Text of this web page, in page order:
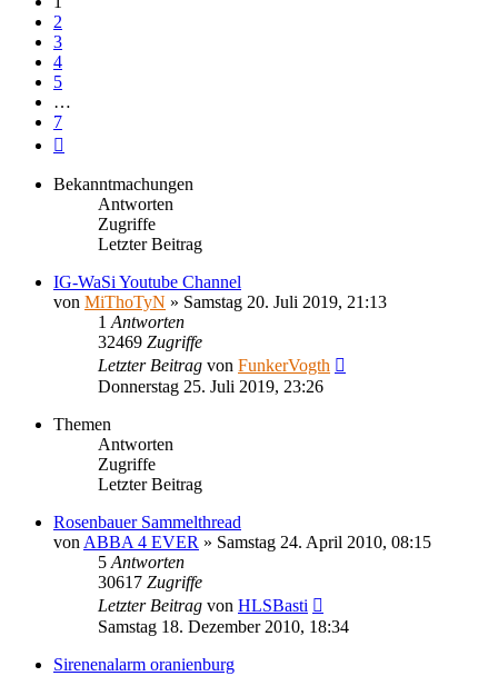
2
3
4
5
…
7
Bekanntmachungen
Antworten
Zugriffe
Letzter Beitrag
IG-WaSi Youtube Channel
von MiThoTyN » Samstag 20. Juli 2019, 21:13
1 Antworten
32469 Zugriffe
Letzter Beitrag von FunkerVogth
Donnerstag 25. Juli 2019, 23:26
Themen
Antworten
Zugriffe
Letzter Beitrag
Rosenbauer Sammelthread
von ABBA 4 EVER » Samstag 24. April 2010, 08:15
5 Antworten
30617 Zugriffe
Letzter Beitrag von HLSBasti
Samstag 18. Dezember 2010, 18:34
Sirenenalarm oranienburg